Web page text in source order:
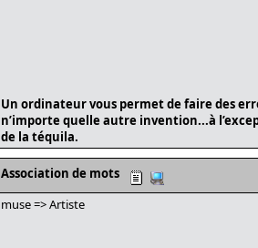
Un ordinateur vous permet de faire des
n’importe quelle autre invention...à
de la téquila.
Association de mots
muse => Artiste